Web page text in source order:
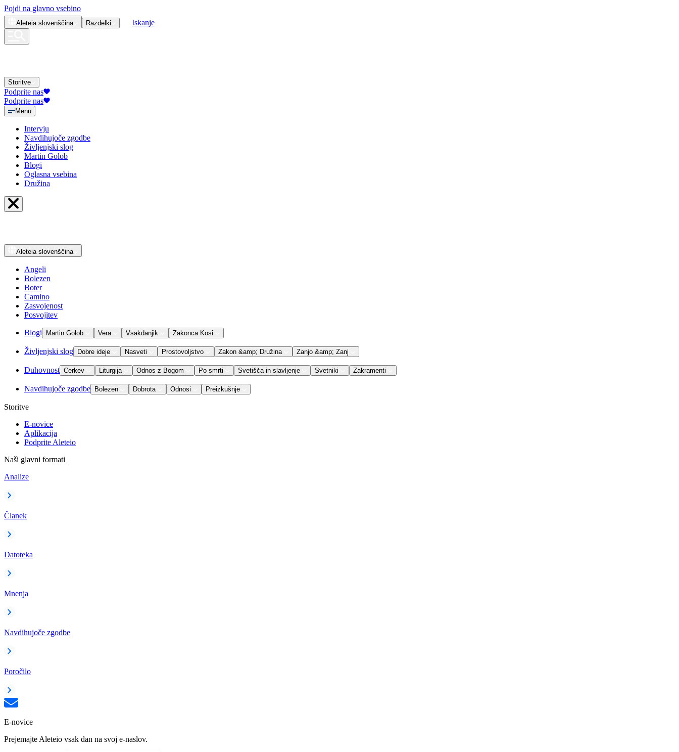
Pojdi na glavno vsebino
Aleteia slovenščina Razdelki Iskanje
Storitve
Podprite nas
Podprite nas
Menu
Intervju
Navdihujoče zgodbe
Življenjski slog
Martin Golob
Blogi
Oglasna vsebina
Družina
Aleteia slovenščina
Angeli
Bolezen
Boter
Camino
Zasvojenost
Posvojitev
Blogi Martin Golob Vera Vsakdanjik Zakonca Kosi
Življenjski slog Dobre ideje Nasveti Prostovoljstvo Zakon &amp; Družina Zanjo &amp; Zanj
Duhovnost Cerkev Liturgija Odnos z Bogom Po smrti Svetišča in slavljenje Svetniki Zakramenti
Navdihujoče zgodbe Bolezen Dobrota Odnosi Preizkušnje
Storitve
E-novice
Aplikacija
Podprite Aleteio
Naši glavni formati
Analize
Članek
Datoteka
Mnenja
Navdihujoče zgodbe
Poročilo
E-novice
Prejemajte Aleteio vsak dan na svoj e-naslov.